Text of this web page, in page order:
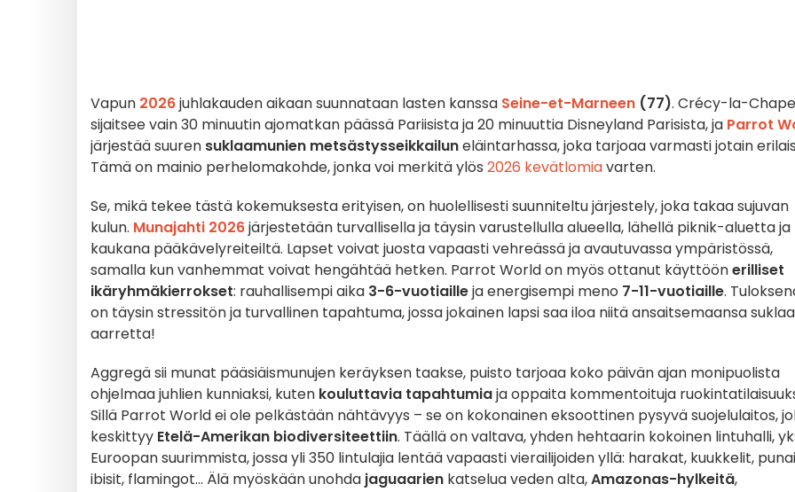
Vapun 2026juhlakauden aikaan suunnataan lasten kanssa Seine-et-Marneen (77). Crécy-la-
sijaitsee vain 30 minuutin ajomatkan päässä Pariisista ja 20 minuuttia Disneyland Parisista, ja Parrot
järjestää suuren suklaamunien metsästysseikkailuneläintarhassa, joka tarjoaa varmasti jotain
Tämä on mainio perhelomakohde, jonka voi merkitä ylös 2026 kevätlomiavarten.
Se, mikä tekee tästä kokemuksesta erityisen, on huolellisesti suunniteltu järjestely, joka takaa sujuvan
kulun. Munajahti 2026järjestetään turvallisella ja täysin varustellulla alueella, lähellä piknik-aluetta ja
kaukana pääkävelyreiteiltä. Lapset voivat juosta vapaasti vehreässä ja avautuvassa ympäristössä,
samalla kun vanhemmat voivat hengähtää hetken. Parrot World on myös ottanut käyttöönerilliset
ikäryhmäkierrokset: rauhallisempi aika 3-6-vuotiailleja energisempi meno 7-11-vuotiaille.
on täysin stressitön ja turvallinen tapahtuma, jossa jokainen lapsi saa iloa niitä ansaitsemaansa
aarretta!
Aggregä sii munat pääsiäismunujen keräyksen taakse, puisto tarjoaa koko päivän ajan monipuolista
ohjelmaa juhlien kunniaksi, kuten kouluttavia tapahtumiaja oppaita kommentoituja
Sillä Parrot World ei ole pelkästään nähtävyys – se on kokonainen eksoottinen pysyvä suojelulaitos,
keskittyy Etelä-Amerikan biodiversiteettiin. Täällä on valtava, yhden hehtaarin kokoinen lintuhalli,
Euroopan suurimmista, jossa yli 350 lintulajia lentää vapaasti vierailijoiden yllä: harakat, kuukkelit,
ibisit, flamingot... Älä myöskään unohda jaguaarien katselua veden alta,Amazonas-hylkeitä,